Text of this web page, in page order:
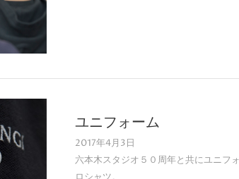
ユニフォーム
2017年4月3日
六本木スタジオ５０周年と共にユニフ